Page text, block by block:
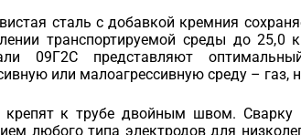
сталь с добавкой кремния
транспортируемой среды до
09Г2С представляют
или малоагрессивную среду – газ,
крепят к трубе двойным швом.
любого типа электродов для